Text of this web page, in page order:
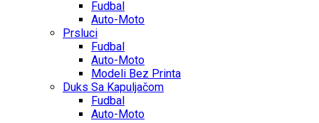
Fudbal
Auto-Moto
Prsluci
Fudbal
Auto-Moto
Modeli Bez Printa
Duks Sa Kapuljačom
Fudbal
Auto-Moto